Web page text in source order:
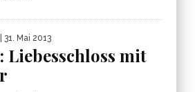
| 31. Mai 2013
Liebesschloss mit